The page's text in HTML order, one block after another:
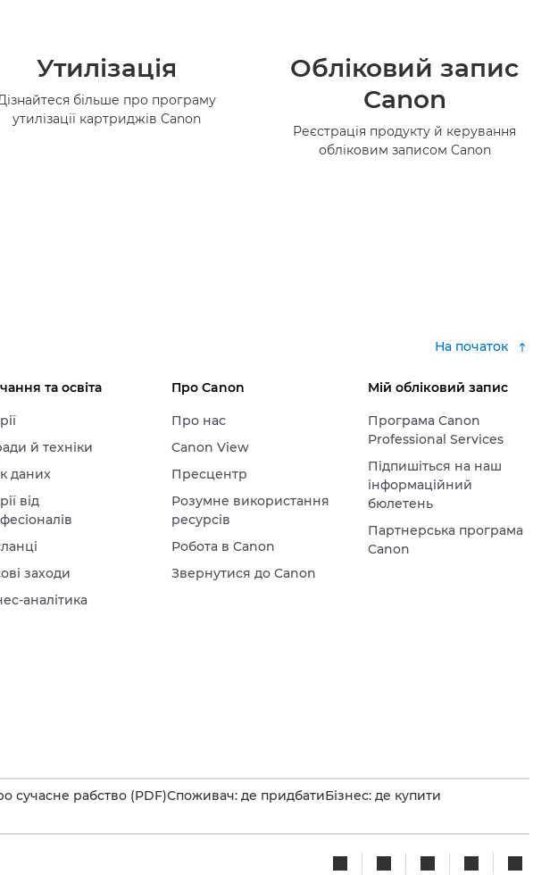
Утилізація
більше про програму
утилізації картриджів Canon
Обліковий запис
Canon
Реєстрація продукту й керування
обліковим записом Canon
На початок
та освіта
й техніки
даних
від
заходи
аналітика
Про Canon
Про нас
Canon View
Пресцентр
Розумне використання
ресурсів
Робота в Canon
Звернутися до Canon
Мій обліковий запис
Програма Canon
Professional Services
Підпишіться на наш
інформаційний
бюлетень
Партнерська програма
Canon
сучасне рабство (PDF)Споживач: де придбатиБізнес: де купити